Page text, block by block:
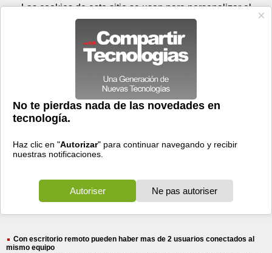
Prensa Videos
haber
7178 resultados Ordenar por fecha-Ordenar por pertinencia
Con escritorio remoto pueden haber mas de 2 usuarios conectados al
mismo equipo
Sábado 08 de agosto - 18:20 Registrar Conectar
Las cookies de este sitio se usan para personalizar el
contenido y los anuncios, para ofrecer funciones de medios
sociales y para analizar el tráfico. Además, compartimos
información sobre el uso que haga del sitio web con nuestros
partners de medios sociales, de publicidad y de análisis
web.
OK